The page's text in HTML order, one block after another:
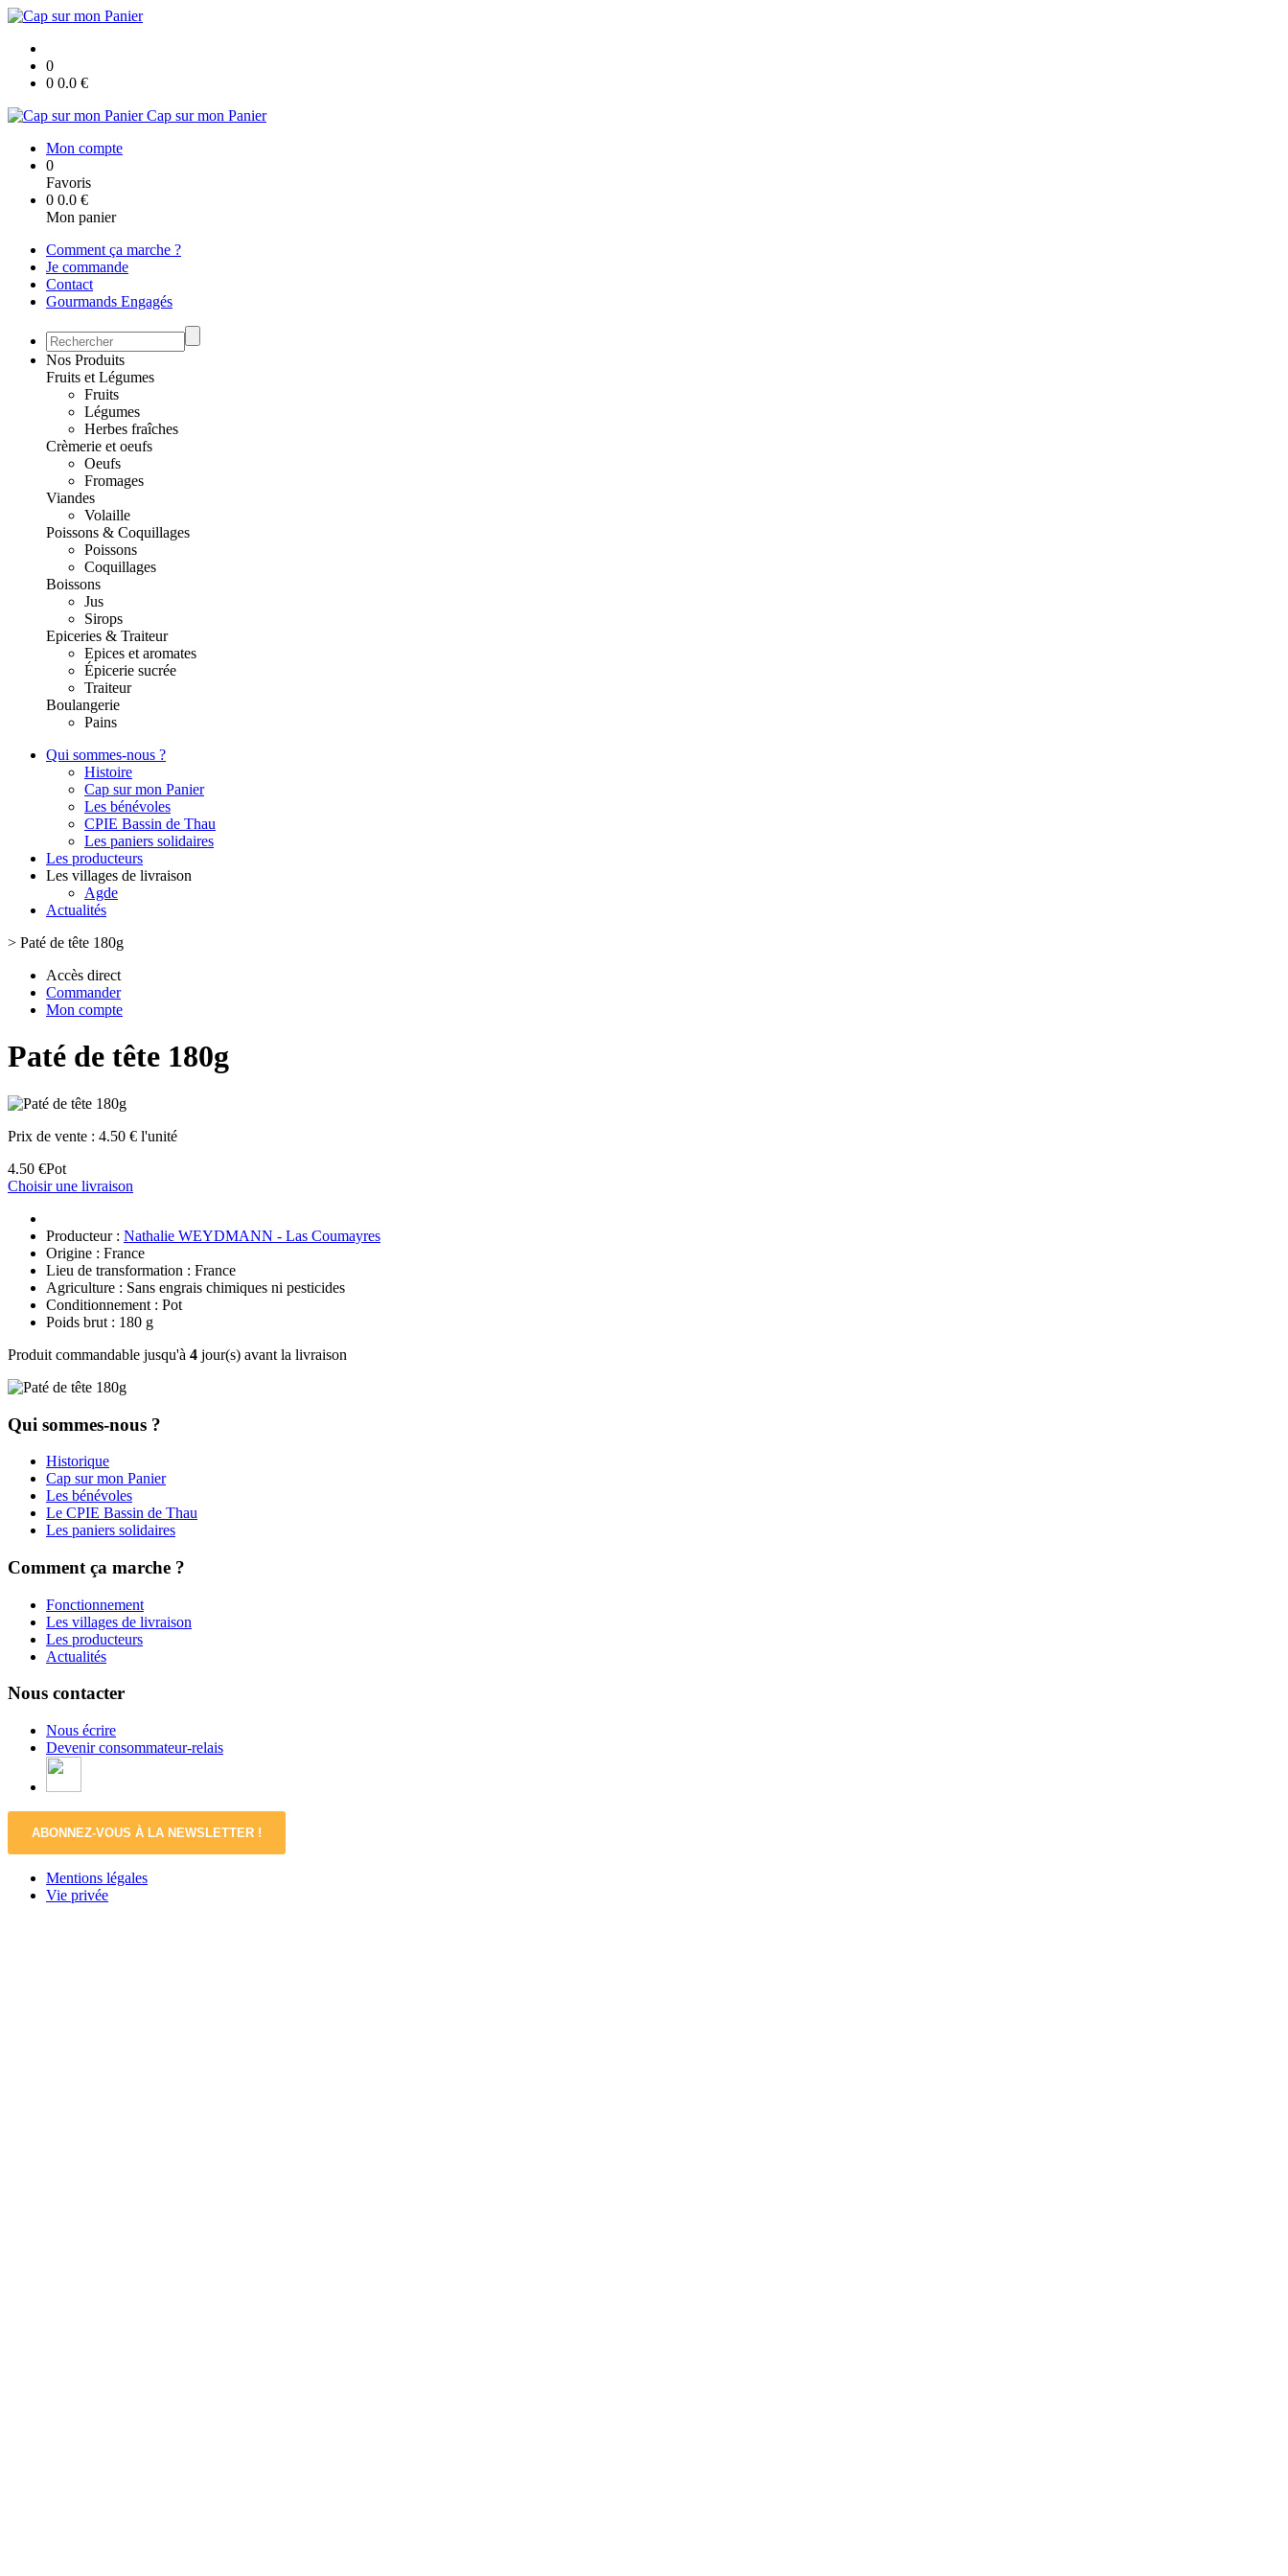
0
0 0.0 €
Cap sur mon Panier
Mon compte
0
Favoris
0 0.0 €
Mon panier
Comment ça marche ?
Je commande
Contact
Gourmands Engagés
Nos Produits
Fruits et Légumes
Fruits
Légumes
Herbes fraîches
Crèmerie et oeufs
Oeufs
Fromages
Viandes
Volaille
Poissons & Coquillages
Poissons
Coquillages
Boissons
Jus
Sirops
Epiceries & Traiteur
Epices et aromates
Épicerie sucrée
Traiteur
Boulangerie
Pains
Qui sommes-nous ?
Histoire
Cap sur mon Panier
Les bénévoles
CPIE Bassin de Thau
Les paniers solidaires
Les producteurs
Les villages de livraison
Agde
Actualités
> Paté de tête 180g
Accès direct
Commander
Mon compte
Paté de tête 180g
Prix de vente : 4.50 € l'unité
4.50 €Pot
Choisir une livraison
Producteur : Nathalie WEYDMANN - Las Coumayres
Origine : France
Lieu de transformation : France
Agriculture : Sans engrais chimiques ni pesticides
Conditionnement : Pot
Poids brut : 180 g
Produit commandable jusqu'à 4 jour(s) avant la livraison
Qui sommes-nous ?
Historique
Cap sur mon Panier
Les bénévoles
Le CPIE Bassin de Thau
Les paniers solidaires
Comment ça marche ?
Fonctionnement
Les villages de livraison
Les producteurs
Actualités
Nous contacter
Nous écrire
Devenir consommateur-relais
ABONNEZ-VOUS À LA NEWSLETTER !
Mentions légales
Vie privée